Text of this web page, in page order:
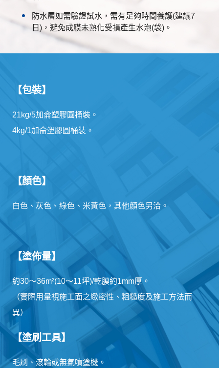
防水層如需驗證試水，需有足夠時間養護(建議7
日)，避免成膜未熟化受損產生水泡(袋)。
【包裝】
21kg/5加侖塑膠圓桶裝。
4kg/1加侖塑膠圓桶裝。
【顏色】
白色、灰色、綠色、米黃色，其他顏色另洽。
【塗佈量】
約30～36m²(10～11坪)/乾膜約1mm厚。
（實際用量視施工面之緻密性、粗糙度及施工方法而
異）
【塗刷工具】
毛刷、滾輪或無氣噴塗機。